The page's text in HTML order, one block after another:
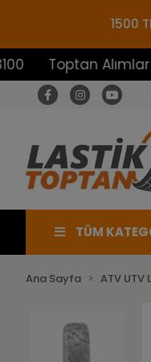
1500
Alımlar İçin
TÜM
Ana Sayfa ATV UTV